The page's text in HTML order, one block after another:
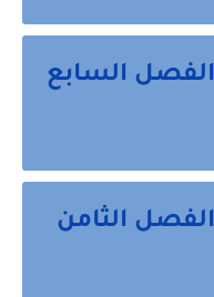
رواية أبيض وأسود 2 الفصل السابع
رواية أبيض وأسود 2 الفصل الثامن